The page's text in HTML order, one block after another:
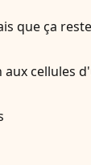
que ça
cellules